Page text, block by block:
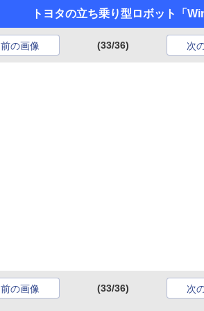
トヨタの立ち乗り型ロボット「
前の画像 (33/36) 次
前の画像 (33/36) 次